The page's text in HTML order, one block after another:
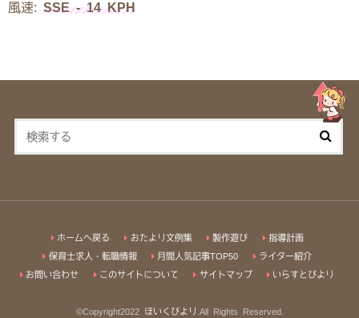
風速: SSE - 14 KPH
ホームへ戻る おたより文例集 製作遊び 指導計画
保育士求人・転職情報 月間人気記事TOP50 ライター紹介
お問い合わせ このサイトについて サイトマップ いらすとびより
©Copyright2022 ほいくびより .All Rights Reserved.